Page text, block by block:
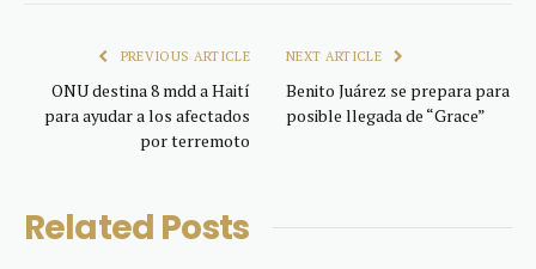
PREVIOUS ARTICLE
ONU destina 8 mdd a Haití
para ayudar a los afectados
por terremoto
NEXT ARTICLE
Benito Juárez se prepara para
posible llegada de “Grace”
Related Posts